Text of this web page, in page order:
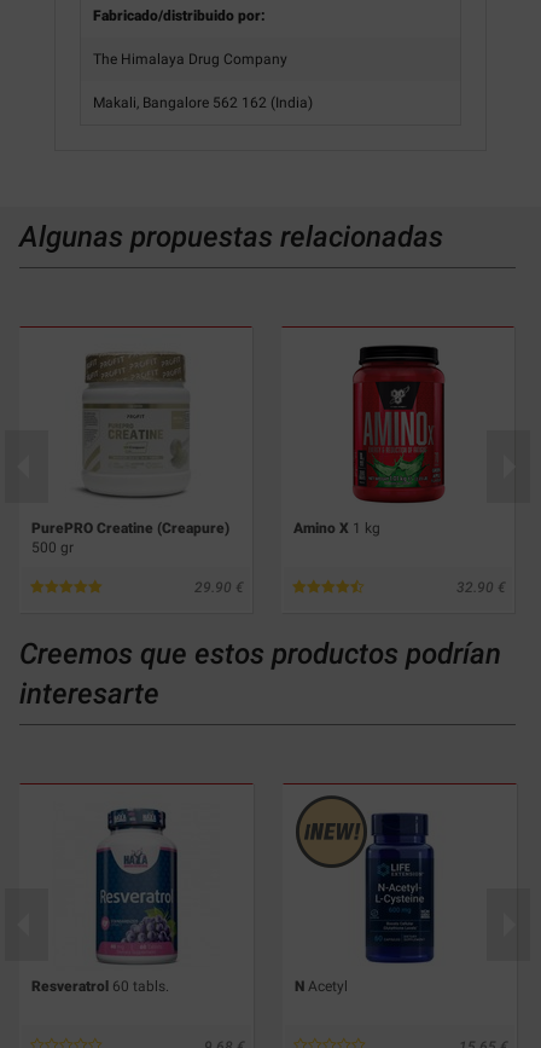
Fabricado/distribuido por:
The Himalaya Drug Company
Makali, Bangalore 562 162 (India)
Algunas propuestas relacionadas
PurePRO Creatine (Creapure)
500 gr
29.90
Amino X 1 kg
32.90
Creemos que estos productos podrían
interesarte
Resveratrol 60 tabls. N Acetyl